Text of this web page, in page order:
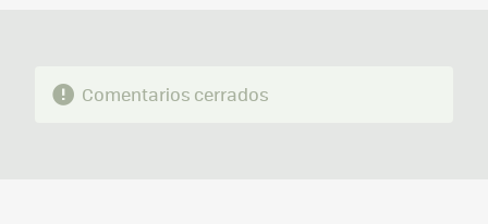
Comentarios cerrados